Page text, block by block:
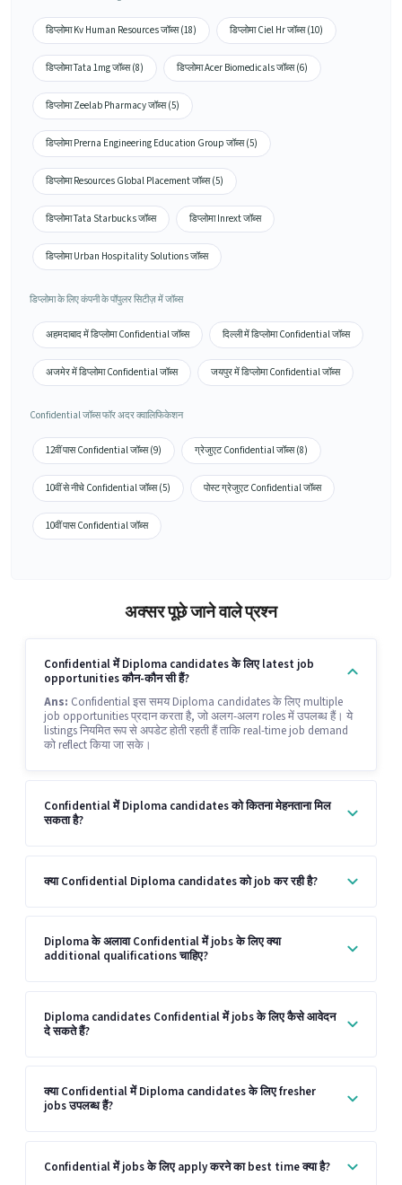
डिप्लोमा Kv Human Resources जॉब्स (18) डिप्लोमा Ciel Hr जॉब्स (10)
डिप्लोमा Tata 1mg जॉब्स (8) डिप्लोमा Acer Biomedicals जॉब्स (6)
डिप्लोमा Zeelab Pharmacy जॉब्स (5)
डिप्लोमा Prerna Engineering Education Group जॉब्स (5)
डिप्लोमा Resources Global Placement जॉब्स (5)
डिप्लोमा Tata Starbucks जॉब्स डिप्लोमा Inrext जॉब्स
डिप्लोमा Urban Hospitality Solutions जॉब्स
डिप्लोमा के लिए कंपनी के पॉपुलर सिटीज़ में जॉब्स
अहमदाबाद में डिप्लोमा Confidential जॉब्स दिल्ली में डिप्लोमा Confidential जॉब्स
अजमेर में डिप्लोमा Confidential जॉब्स जयपुर में डिप्लोमा Confidential जॉब्स
Confidential जॉब्स फॉर अदर क्वालिफिकेशन
12वीं पास Confidential जॉब्स (9) ग्रेजुएट Confidential जॉब्स (8)
10वीं से नीचे Confidential जॉब्स (5) पोस्ट ग्रेजुएट Confidential जॉब्स
10वीं पास Confidential जॉब्स
अक्सर पूछे जाने वाले प्रश्न
Confidential में Diploma candidates के लिए latest job
opportunities कौन-कौन सी हैं?
Ans: Confidential इस समय Diploma candidates के लिए multiple
job opportunities प्रदान करता है, जो अलग-अलग roles में उपलब्ध हैं। ये
listings नियमित रूप से अपडेट होती रहती हैं ताकि real-time job demand
को reflect किया जा सके।
Confidential में Diploma candidates को कितना मेहनताना मिल
सकता है?
क्या Confidential Diploma candidates को job कर रही है?
Diploma के अलावा Confidential में jobs के लिए क्या
additional qualifications चाहिए?
Diploma candidates Confidential में jobs के लिए कैसे आवेदन
दे सकते हैं?
क्या Confidential में Diploma candidates के लिए fresher
jobs उपलब्ध हैं?
Confidential में jobs के लिए apply करने का best time क्या है?